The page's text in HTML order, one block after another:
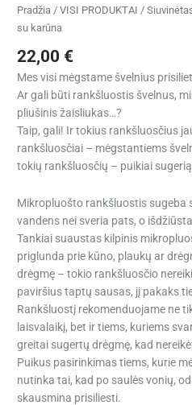
Pradžia /VISI PRODUKTAI /
su karūna
22,00 €
Mes visi mėgstame švelnius
Ar gali būti rankšluostis švelnus,
pliušinis žaisliukas…?
Taip, gali! Ir tokius rankšluosčius
rankšluosčiai – mėgstantiems
tokių rankšluosčių – puikiai
Mikropluošto rankšluostis sugeba
vandens nei sveria pats, o
Tankiai suaustas kilpinis
priglunda prie kūno, plaukų ar
drėgmę – tokio rankšluosčio
paviršius taptų sausas, jį pakaks
Rankšluostį rekomenduojame ne
laisvalaikį, bet ir tiems, kuriems
greitai sugertų drėgmę, kad
Puikus pasirinkimas tiems, kurie
nutinka tai, kad po saulės vonių,
skausmina prisiliesti.